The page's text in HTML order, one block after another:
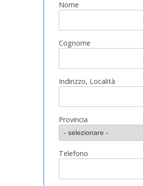
Nome
Cognome
Indirizzo, Località
Provincia
Telefono